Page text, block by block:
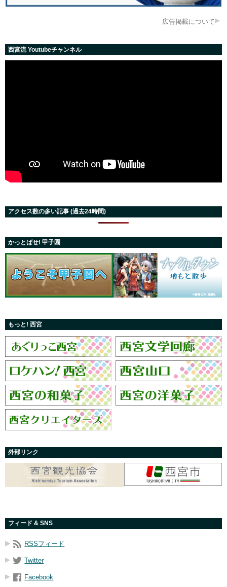
広告掲載について
西宮流 Youtubeチャンネル
アクセス数の多い記事 (過去24時間)
かっとばせ! 甲子園
もっと! 西宮
外部リンク
フィード & SNS
RSSフィード
Twitter
Facebook